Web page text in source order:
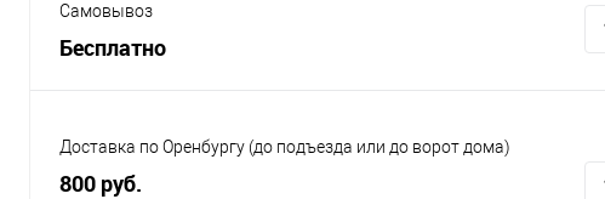
Самовывоз
Бесплатно
Доставка по Оренбургу (до подъезда или до ворот дома)
800 руб.